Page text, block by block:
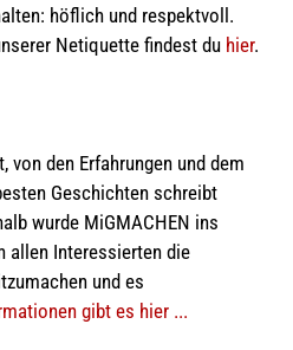
höflich und respektvoll.
Netiquette findest du hier.
den Erfahrungen und dem
Geschichten schreibt
wurde MiGMACHEN ins
allen Interessierten die
und es
gibt es hier ...